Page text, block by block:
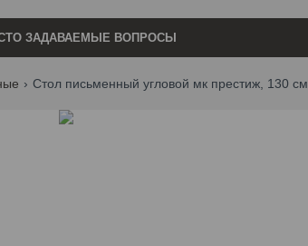
ЗАДАВАЕМЫЕ ВОПРОСЫ
Стол письменный угловой мк престиж, 130 см